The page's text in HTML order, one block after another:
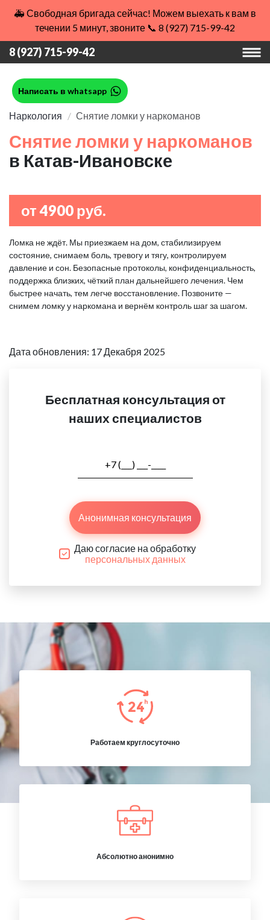
🚑 Свободная бригада сейчас! Можем выехать к вам в
течении 5 минут, звоните 📞 8 (927) 715-99-42
8 (927) 715-99-42
Написать в whatsapp
Наркология Снятие ломки у наркоманов
Снятие ломки у наркоманов
в Катав-Ивановске
от 4900 руб.
Ломка не ждёт. Мы приезжаем на дом, стабилизируем
состояние, снимаем боль, тревогу и тягу, контролируем
давление и сон. Безопасные протоколы, конфиденциальность,
поддержка близких, чёткий план дальнейшего лечения. Чем
быстрее начать, тем легче восстановление. Позвоните —
снимем ломку у наркомана и вернём контроль шаг за шагом.
Дата обновления: 17 Декабря 2025
Бесплатная консультация от
наших специалистов
Анонимная консультация
Даю согласие на обработку
персональных данных
Работаем круглосуточно
Абсолютно анонимно